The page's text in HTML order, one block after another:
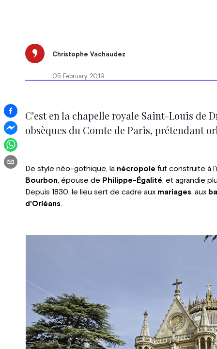
Christophe Vachaudez
05 February 2019
C'est en la chapelle royale Saint-Louis de
obsèques du Comte de Paris, prétendant
De style néo-gothique, la nécropole fut construite à
Bourbon, épouse de Philippe-Égalité, et agrandie
Depuis 1830, le lieu sert de cadre aux mariages, aux
d'Orléans.